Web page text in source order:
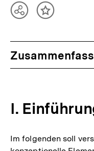
TeilenInhalt
I.
Im folgenden soll